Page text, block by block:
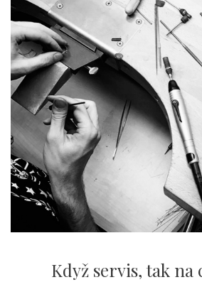
Když servis,tak na